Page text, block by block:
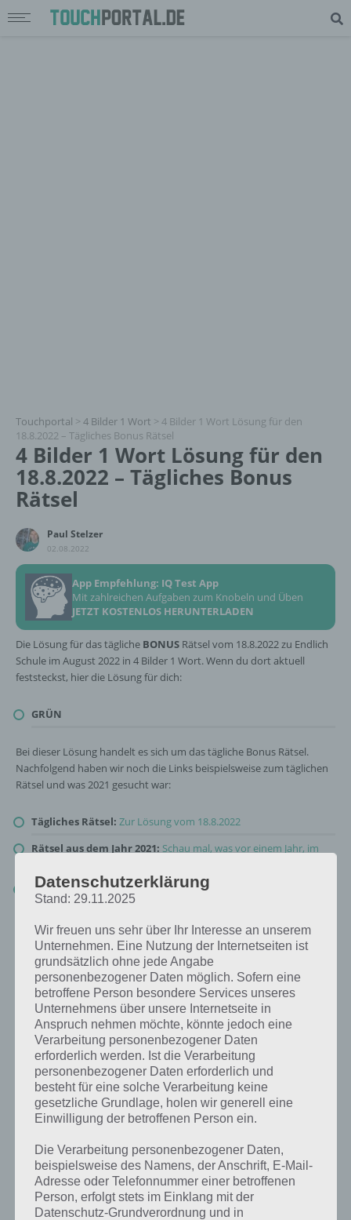
Touchportal > 4 Bilder 1 Wort > 4 Bilder 1 Wort Lösung für den
18.8.2022 – Tägliches Bonus Rätsel
4 Bilder 1 Wort Lösung für den
18.8.2022 – Tägliches Bonus
Rätsel
Paul Stelzer
02.08.2022
App Empfehlung: IQ Test App
Mit zahlreichen Aufgaben zum Knobeln und Üben
JETZT KOSTENLOS HERUNTERLADEN
Die Lösung für das tägliche BONUS Rätsel vom 18.8.2022 zu Endlich
Schule im August 2022 in 4 Bilder 1 Wort. Wenn du dort aktuell
feststeckst, hier die Lösung für dich:
GRÜN
Bei dieser Lösung handelt es sich um das tägliche Bonus Rätsel.
Nachfolgend haben wir noch die Links beispielsweise zum täglichen
Rätsel und was 2021 gesucht war:
Tägliches Rätsel: Zur Lösung vom 18.8.2022
Rätsel aus dem Jahr 2021: Schau mal, was vor einem Jahr, im
Zur Übersicht:4 Bilder 1 Wort Lösungen zu Endlich Schule im
August 2022!
Datenschutzerklärung
Stand: 29.11.2025
Wir freuen uns sehr über Ihr Interesse an unserem
Unternehmen. Eine Nutzung der Internetseiten ist
grundsätzlich ohne jede Angabe
personenbezogener Daten möglich. Sofern eine
betroffene Person besondere Services unseres
Unternehmens über unsere Internetseite in
Anspruch nehmen möchte, könnte jedoch eine
Verarbeitung personenbezogener Daten
erforderlich werden. Ist die Verarbeitung
personenbezogener Daten erforderlich und
besteht für eine solche Verarbeitung keine
gesetzliche Grundlage, holen wir generell eine
Einwilligung der betroffenen Person ein.
Die Verarbeitung personenbezogener Daten,
beispielsweise des Namens, der Anschrift, E-Mail-
Adresse oder Telefonnummer einer betroffenen
Person, erfolgt stets im Einklang mit der
Datenschutz-Grundverordnung und in